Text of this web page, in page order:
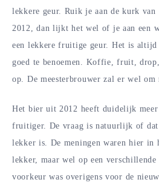
lekkere geur. Ruik je aan de kurk van
2012, dan lijkt het wel of je aan een
een lekkere fruitige geur. Het is altijd
goed te benoemen. Koffie, fruit,
op. De meesterbrouwer zal er wel om
Het bier uit 2012 heeft duidelijk
fruitiger. De vraag is natuurlijk of
lekker is. De meningen waren hier in
lekker, maar wel op een
voorkeur was overigens voor de